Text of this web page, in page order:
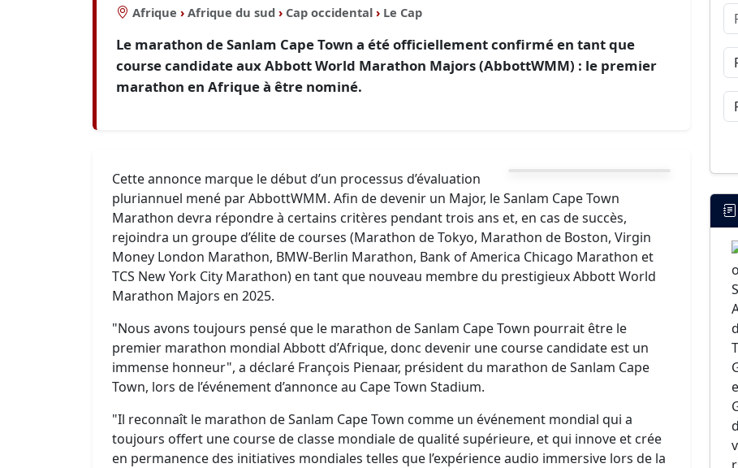
Afrique › Afrique du sud › Cap occidental › Le Cap
Le marathon de Sanlam Cape Town a été officiellement confirmé en tant que
course candidate aux Abbott World Marathon Majors (AbbottWMM) : le premier
marathon en Afrique à être nominé.
Cette annonce marque le début d’un processus d’évaluation
pluriannuel mené par AbbottWMM. Afin de devenir un Major, le Sanlam Cape Town
Marathon devra répondre à certains critères pendant trois ans et, en cas de succès,
rejoindra un groupe d’élite de courses (Marathon de Tokyo, Marathon de Boston, Virgin
Money London Marathon, BMW-Berlin Marathon, Bank of America Chicago Marathon et
TCS New York City Marathon) en tant que nouveau membre du prestigieux Abbott World
Marathon Majors en 2025.
"Nous avons toujours pensé que le marathon de Sanlam Cape Town pourrait être le
premier marathon mondial Abbott d’Afrique, donc devenir une course candidate est un
immense honneur", a déclaré François Pienaar, président du marathon de Sanlam Cape
Town, lors de l’événement d’annonce au Cape Town Stadium.
"Il reconnaît le marathon de Sanlam Cape Town comme un événement mondial qui a
toujours offert une course de classe mondiale de qualité supérieure, et qui innove et crée
en permanence des initiatives mondiales telles que l’expérience audio immersive lors de la